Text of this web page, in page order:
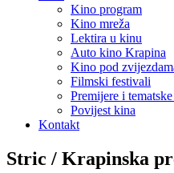
Kino program
Kino mreža
Lektira u kinu
Auto kino Krapina
Kino pod
Filmski festivali
Premijere i
Povijest kina
Kontakt
Stric / Krapinska